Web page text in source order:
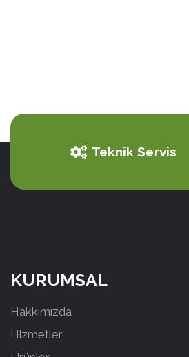
Teknik Servis
KURUMSAL
Hakkımızda
Hizmetler